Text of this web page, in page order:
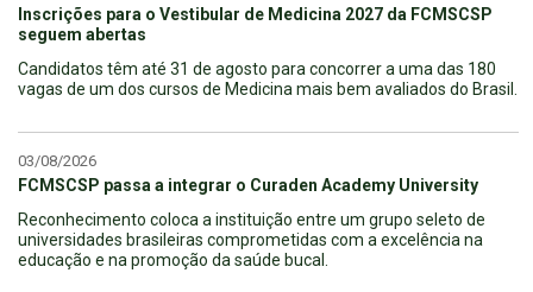
Inscrições para o Vestibular de Medicina 2027 da FCMSCSP
seguem abertas
Candidatos têm até 31 de agosto para concorrer a uma das 180
vagas de um dos cursos de Medicina mais bem avaliados do Brasil.
03/08/2026
FCMSCSP passa a integrar o Curaden Academy University
Reconhecimento coloca a instituição entre um grupo seleto de
universidades brasileiras comprometidas com a excelência na
educação e na promoção da saúde bucal.